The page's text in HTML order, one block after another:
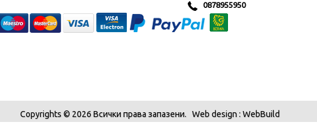
0878955950
Copyrights © 2026 Всички права запазени. Web design: WebBuild